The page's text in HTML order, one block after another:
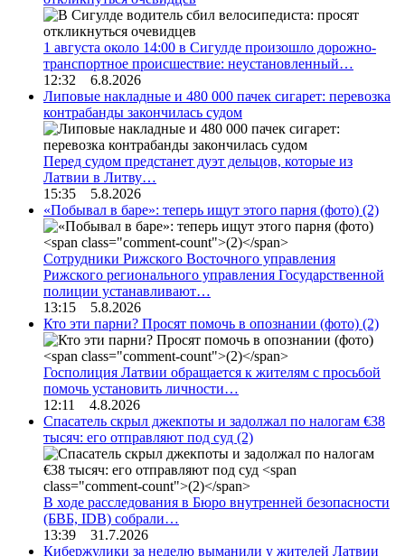
1 августа около 14:00 в Сигулде произошло дорожно-
транспортное происшествие: неустановленный…
12:32 6.8.2026
Липовые накладные и 480 000 пачек сигарет: перевозка
контрабанды закончилась судом
Перед судом предстанет дуэт дельцов, которые из
Латвии в Литву…
15:35 5.8.2026
«Побывал в баре»: теперь ищут этого парня (фото) (2)
Сотрудники Рижского Восточного управления
Рижского регионального управления Государственной
полиции устанавливают…
13:15 5.8.2026
Кто эти парни? Просят помочь в опознании (фото) (2)
Госполиция Латвии обращается к жителям с просьбой
помочь установить личности…
12:11 4.8.2026
Спасатель скрыл джекпоты и задолжал по налогам €38
тысяч: его отправляют под суд (2)
В ходе расследования в Бюро внутренней безопасности
(БВБ, IDB) собрали…
13:39 31.7.2026
Кибержулики за неделю выманили у жителей Латвии